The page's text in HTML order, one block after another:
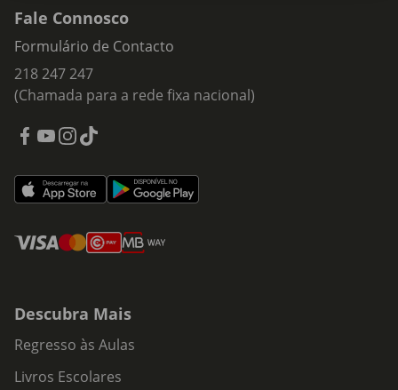
Fale Connosco
Formulário de Contacto
218 247 247
(Chamada para a rede fixa nacional)
Descubra Mais
Regresso às Aulas
Livros Escolares